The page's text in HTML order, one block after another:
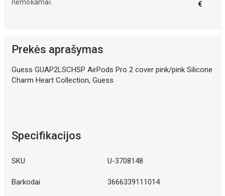
nemokamai. €
Prekės aprašymas
Guess GUAP2LSCHSP AirPods Pro 2 cover pink/pink Silicone
Charm Heart Collection, Guess
Specifikacijos
SKU U-3708148
Barkodai 3666339111014